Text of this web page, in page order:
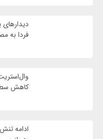
فردا به
کاهش
ادامه